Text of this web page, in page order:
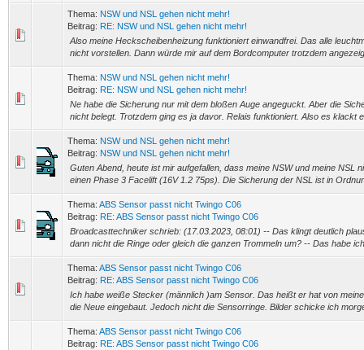
Thema: NSW und NSL gehen nicht mehr!
Beitrag: RE: NSW und NSL gehen nicht mehr!
Also meine Heckscheibenheizung funktioniert einwandfrei. Das alle
nicht vorstellen. Dann würde mir auf dem Bordcomputer trotzdem
Thema: NSW und NSL gehen nicht mehr!
Beitrag: RE: NSW und NSL gehen nicht mehr!
Ne habe die Sicherung nur mit dem bloßen Auge angeguckt. Aber die
nicht belegt. Trotzdem ging es ja davor. Relais funktioniert. Also es klackt
Thema: NSW und NSL gehen nicht mehr!
Beitrag: NSW und NSL gehen nicht mehr!
Guten Abend, heute ist mir aufgefallen, dass meine NSW und meine NSL
einen Phase 3 Facelift (16V 1.2 75ps). Die Sicherung der NSL ist in
Thema: ABS Sensor passt nicht Twingo C06
Beitrag: RE: ABS Sensor passt nicht Twingo C06
Broadcasttechniker schrieb: (17.03.2023, 08:01) -- Das klingt deutlich
dann nicht die Ringe oder gleich die ganzen Trommeln um? -- Das habe
Thema: ABS Sensor passt nicht Twingo C06
Beitrag: RE: ABS Sensor passt nicht Twingo C06
Ich habe weiße Stecker (männlich )am Sensor. Das heißt er hat von
die Neue eingebaut. Jedoch nicht die Sensorringe. Bilder schicke ich
Thema: ABS Sensor passt nicht Twingo C06
Beitrag: RE: ABS Sensor passt nicht Twingo C06